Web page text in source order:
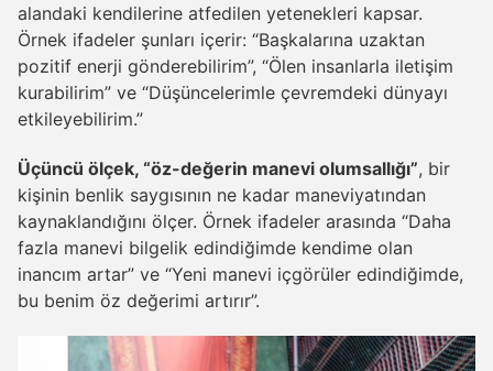
alandaki kendilerine atfedilen yetenekleri kapsar.
Örnek ifadeler şunları içerir: “Başkalarına uzaktan
pozitif enerji gönderebilirim”, “Ölen insanlarla iletişim
kurabilirim” ve “Düşüncelerimle çevremdeki dünyayı
etkileyebilirim.”
Üçüncü ölçek, “öz-değerin manevi olumsallığı”, bir
kişinin benlik saygısının ne kadar maneviyatından
kaynaklandığını ölçer. Örnek ifadeler arasında “Daha
fazla manevi bilgelik edindiğimde kendime olan
inancım artar” ve “Yeni manevi içgörüler edindiğimde,
bu benim öz değerimi artırır”.